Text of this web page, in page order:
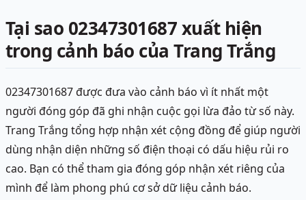
Tại sao 02347301687 xuất hiện
trong cảnh báo của Trang Trắng
02347301687 được đưa vào cảnh báo vì ít nhất một
người đóng góp đã ghi nhận cuộc gọi lừa đảo từ số này.
Trang Trắng tổng hợp nhận xét cộng đồng để giúp người
dùng nhận diện những số điện thoại có dấu hiệu rủi ro
cao. Bạn có thể tham gia đóng góp nhận xét riêng của
mình để làm phong phú cơ sở dữ liệu cảnh báo.